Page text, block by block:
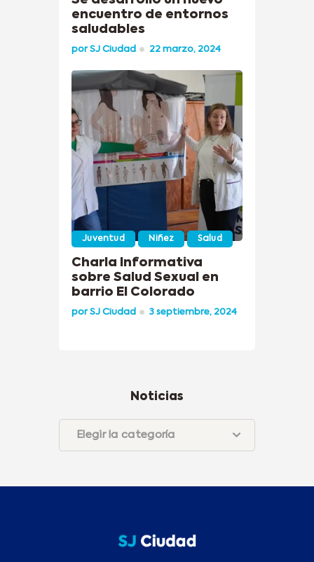
encuentro de entornos
saludables
porSJ Ciudad 22 marzo, 2024
Juventud Niñez Salud
Charla Informativa
sobre Salud Sexual en
barrio El Colorado
porSJ Ciudad 3 septiembre, 2024
Noticias